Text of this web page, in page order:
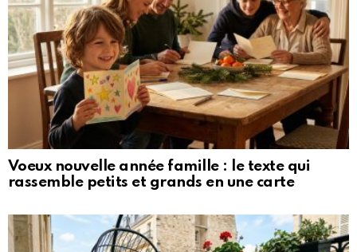
Voeux nouvelle année famille : le texte qui
rassemble petits et grands en une carte